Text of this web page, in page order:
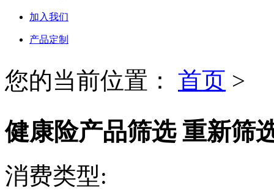
加入我们
产品定制
您的当前位置： 首页 >
健康险产品筛选 重新筛
消费类型: